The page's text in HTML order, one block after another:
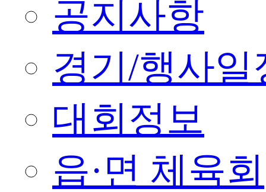
공지사항
경기/행사일
대회정보
읍·면 체육회